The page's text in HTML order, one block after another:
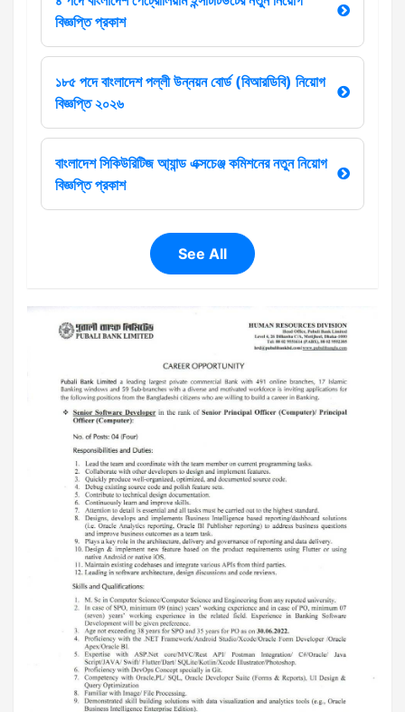
বিজ্ঞপ্তি প্রকাশ
১৮৫ পদে বাংলাদেশ পল্লী উন্নয়ন বোর্ড (বিআরডিবি) নিয়োগ
বিজ্ঞপ্তি ২০২৬
বাংলাদেশ সিকিউরিটিজ আ্যান্ড এক্সচেঞ্জ কমিশনের নতুন নিয়োগ
বিজ্ঞপ্তি প্রকাশ
See All